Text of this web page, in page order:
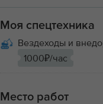
Моя спецтехника
Вездеходы и
1000₽/час
Место работ